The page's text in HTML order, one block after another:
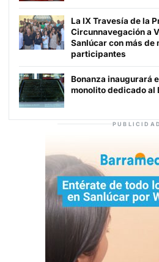
La IX Travesía de la
Circunnavegación a
Sanlúcar con más de
participantes
Bonanza inaugurará
monolito dedicado al
PUBLICIDAD